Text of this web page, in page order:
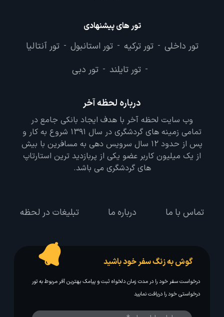
تور های پیشنهادی
تور داخلی - تور ترکیه - تور استانبول - تور آنتالیا
- تور تایلند - تور دبی
درباره لحظه آخر
وب سایت لحظه آخر با هدف ایجاد بانکی جامع در
تمامی زمینه های گردشگری در سال 1391 شروع به کار و
پس از حدود 12 سال سرویس دهی به مسافرین با بیش
از یک میلیون کاربر عضو یکی از پربازدید ترین استارتاپ
های گردشگری می باشد.
تماس با ما درباره ما تبلیغات در لحظه
گوش به زنگ سفر خود باشید
درخواست سفر خود را در مدت زمان دلخواه ثبت و پیامک بهترین آفر مربوط به تور
درخواستی خود را دریافت نمایید